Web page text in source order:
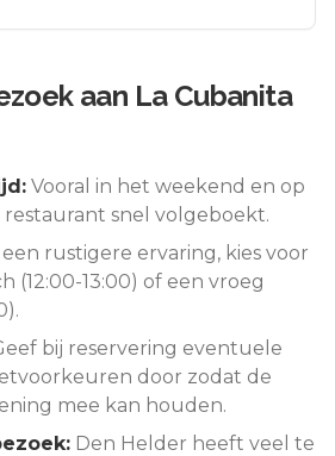
aan La Cubanita
Vooral in het weekend en op
restaurant snel volgeboekt.
rustigere ervaring, kies voor
(12:00-13:00) of een vroeg
bij reservering eventuele
door zodat de
mee kan houden.
Den Helder heeft veel te